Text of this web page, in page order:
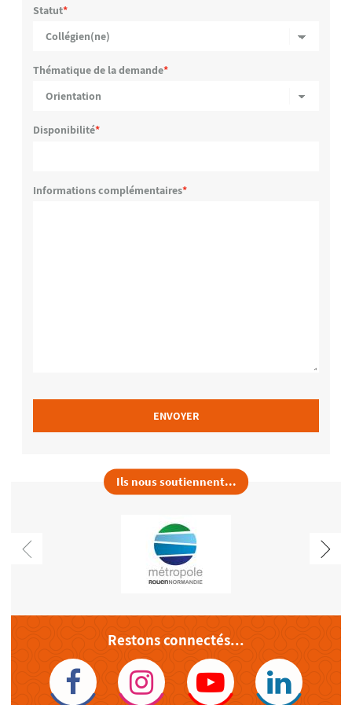
Statut
Thématique de la demande
Disponibilité
Informations complémentaires
ENVOYER
Ils nous soutiennent...
Restons connectés...